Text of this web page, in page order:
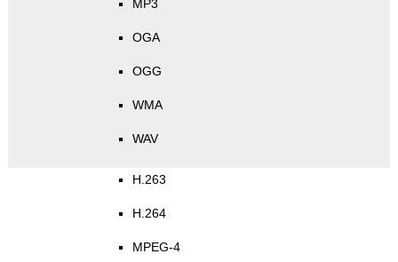
MP3
OGA
OGG
WMA
WAV
H.263
H.264
MPEG-4